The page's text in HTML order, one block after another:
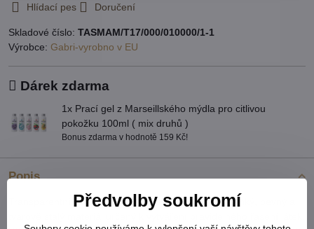
Hlídací pes Doručení
Skladové číslo: TASMAM/T17/000/010000/1-1
Výrobce: Gabri-vyrobno v EU
Dárek zdarma
1x Prací gel z Marseillského mýdla pro citlivou
pokožku 100ml ( mix druhů )
Bonus zdarma v hodnotě 159 Kč!
Popis
Transparentní řasící páska ze 100% polyesteru je lehký, pevný a
Předvolby soukromí